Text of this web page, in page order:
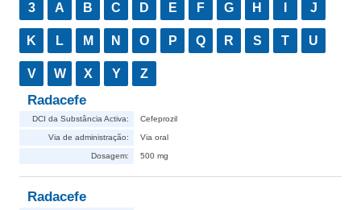
3 A B C D E F G H J
K L M N O P Q R S T U
V W X Y Z
Radacefe
DCI da Substância Activa: Cefeprozil
Via de administração: Via oral
Dosagem: 500 mg
Radacefe